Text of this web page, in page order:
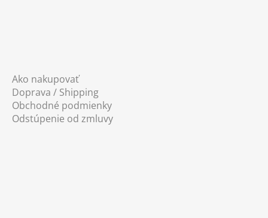
Ako nakupovať
Doprava / Shipping
Obchodné podmienky
Odstúpenie od zmluvy